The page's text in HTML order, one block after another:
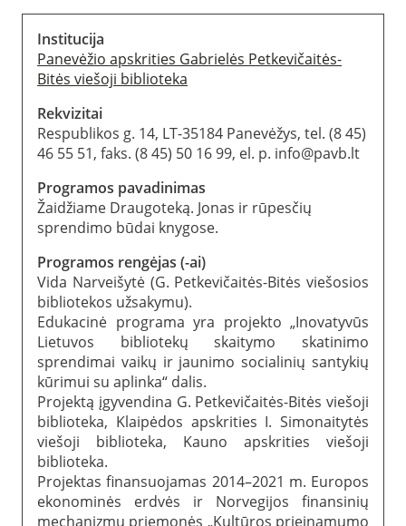
Institucija
Panevėžio apskrities Gabrielės Petkevičaitės-
Bitės viešoji biblioteka
Rekvizitai
Respublikos g. 14, LT-35184 Panevėžys, tel. (8 45)
46 55 51, faks. (8 45) 50 16 99, el. p. info@pavb.lt
Programos pavadinimas
Žaidžiame Draugoteką. Jonas ir rūpesčių
sprendimo būdai knygose.
Programos rengėjas (-ai)
Vida Narveišytė (G. Petkevičaitės-Bitės viešosios
bibliotekos užsakymu).
Edukacinė programa yra projekto „Inovatyvūs
Lietuvos bibliotekų skaitymo skatinimo
sprendimai vaikų ir jaunimo socialinių santykių
kūrimui su aplinka“ dalis.
Projektą įgyvendina G. Petkevičaitės-Bitės viešoji
biblioteka, Klaipėdos apskrities I. Simonaitytės
viešoji biblioteka, Kauno apskrities viešoji
biblioteka.
Projektas finansuojamas 2014–2021 m. Europos
ekonominės erdvės ir Norvegijos finansinių
mechanizmų priemonės „Kultūros prieinamumo